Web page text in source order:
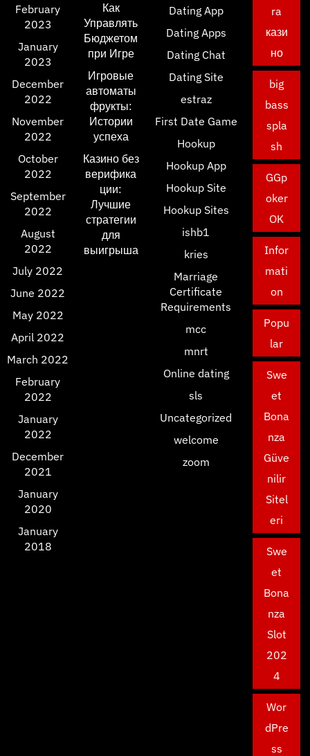
February
2023
January
2023
December
2022
November
2022
October
2022
September
2022
August
2022
July 2022
June 2022
May 2022
April 2022
March 2022
February
2022
January
2022
December
2021
January
2020
January
2018
Как
Управлять
Бюджетом
при Игре
Игровые
автоматы
фрукты:
Истории
успеха
Казино без
верифика
ции:
Лучшие
стратегии
для
выигрыша
Dating App
Dating Apps
Dating Chat
Dating Site
estraz
First Date Game
Hookup
Hookup App
Hookup Site
Hookup Sites
ishb1
kries
Marriage
Certificate
Requirements
mcc
mnrt
Online dating
sls
Uncategorized
welcome
zoom
ra
кази
но
big
bass
spla
sh
GGp
oker
OK
Infor
mati
on
Popu
lar
Swe
et
Bona
nza
Güve
nilir
Sitel
eri
Swe
et
Bona
nza
Slot
202
4
Wor
dPre
ss